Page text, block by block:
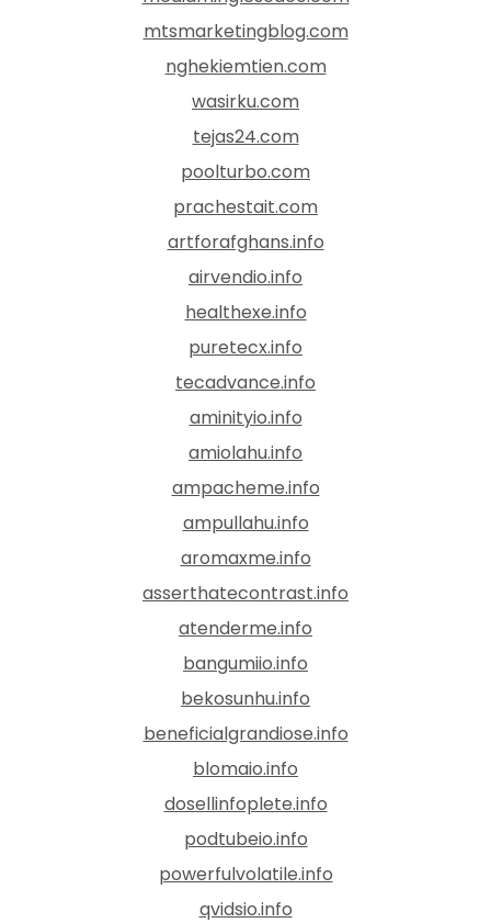
mtsmarketingblog.com
nghekiemtien.com
wasirku.com
tejas24.com
poolturbo.com
prachestait.com
artforafghans.info
airvendio.info
healthexe.info
puretecx.info
tecadvance.info
aminityio.info
amiolahu.info
ampacheme.info
ampullahu.info
aromaxme.info
asserthatecontrast.info
atenderme.info
bangumiio.info
bekosunhu.info
beneficialgrandiose.info
blomaio.info
dosellinfoplete.info
podtubeio.info
powerfulvolatile.info
qvidsio.info